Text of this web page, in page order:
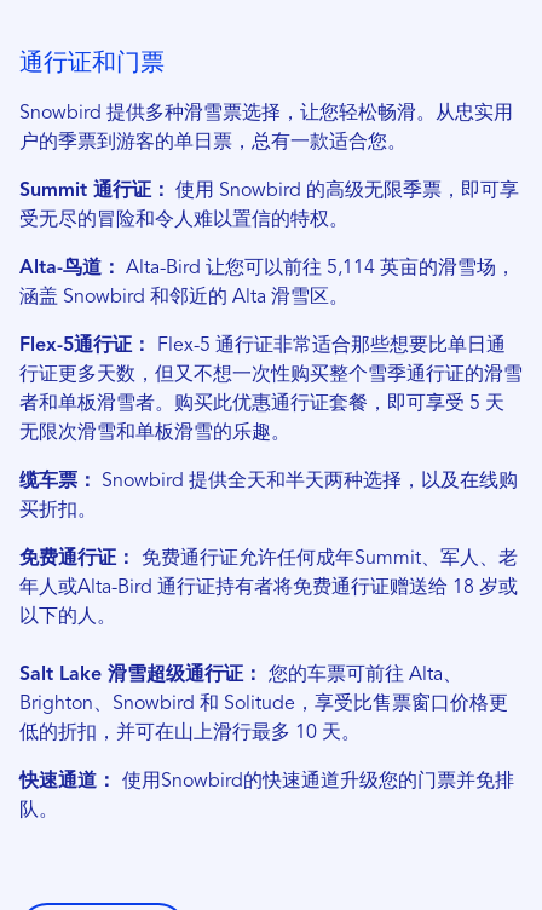
通行证和门票
Snowbird 提供多种滑雪票选择，让您轻松畅滑。从忠实用
户的季票到游客的单日票，总有一款适合您。
Summit 通行证：
使用 Snowbird 的高级无限季票，即可享
受无尽的冒险和令人难以置信的特权。
Alta-鸟道：
Alta-Bird 让您可以前往 5,114 英亩的滑雪场，
涵盖 Snowbird 和邻近的 Alta 滑雪区。
Flex-5通行证：
Flex-5 通行证非常适合那些想要比单日通
行证更多天数，但又不想一次性购买整个雪季通行证的滑雪
者和单板滑雪者。购买此优惠通行证套餐，即可享受 5 天
无限次滑雪和单板滑雪的乐趣。
缆车票：
Snowbird 提供全天和半天两种选择，以及在线购
买折扣。
免费通行证： 免费通行证允许任何成年Summit、军人、老
年人或Alta-Bird 通行证持有者将免费通行证赠送给 18 岁或
以下的人。
Salt Lake 滑雪超级通行证： 您的车票可前往 Alta、
Brighton、Snowbird 和 Solitude，享受比售票窗口价格更
低的折扣，并可在山上滑行最多 10 天。
快速通道： 使用Snowbird的快速通道升级您的门票并免排
队。